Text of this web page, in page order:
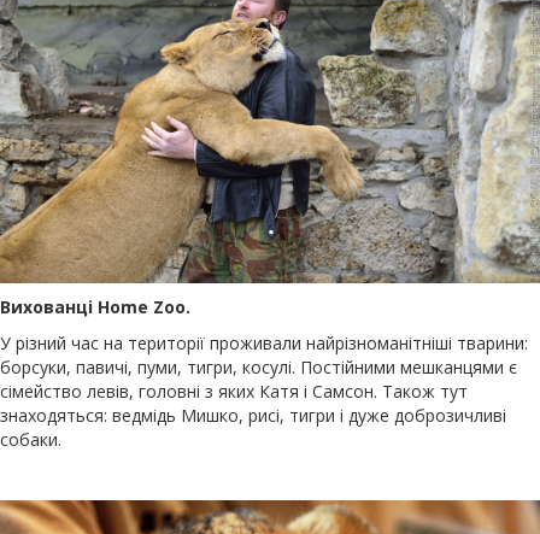
Вихованці Home Zoo.
У різний час на території проживали найрізноманітніші тварини:
борсуки, павичі, пуми, тигри, косулі. Постійними мешканцями є
сімейство левів, головні з яких Катя і Самсон. Також тут
знаходяться: ведмідь Мишко, рисі, тигри і дуже доброзичливі
собаки.